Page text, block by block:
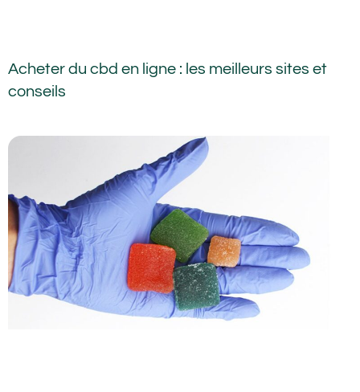
Acheter du cbd en ligne : les meilleurs sites et
conseils